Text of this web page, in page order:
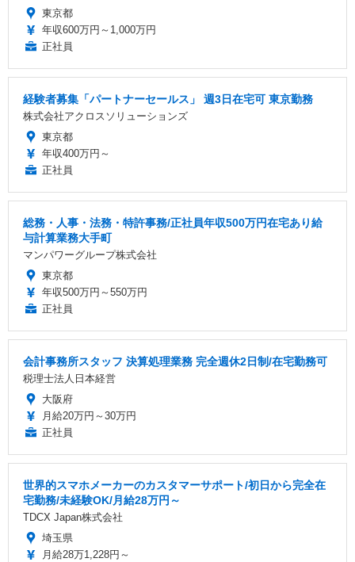
東京都
年収600万円～1,000万円
正社員
経験者募集「パートナーセールス」 週3日在宅可 東京勤務
株式会社アクロスソリューションズ
東京都
年収400万円～
正社員
総務・人事・法務・特許事務/正社員年収500万円在宅あり給
与計算業務大手町
マンパワーグループ株式会社
東京都
年収500万円～550万円
正社員
会計事務所スタッフ 決算処理業務 完全週休2日制/在宅勤務可
税理士法人日本経営
大阪府
月給20万円～30万円
正社員
世界的スマホメーカーのカスタマーサポート/初日から完全在
宅勤務/未経験OK/月給28万円～
TDCX Japan株式会社
埼玉県
月給28万1,228円～